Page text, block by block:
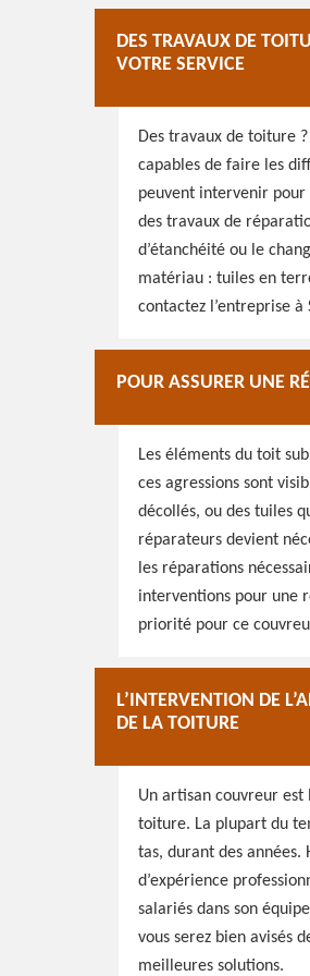
DES TRAVAUX DE
VOTRE SERVICE
Des travaux de toiture
capables de faire les
peuvent intervenir
des travaux de
d’étanchéité ou le
matériau : tuiles en
contactez l’entreprise à
POUR ASSURER UNE
Les éléments du toit
ces agressions sont
décollés, ou des tuiles
réparateurs devient
les réparations
interventions pour une
priorité pour ce
L’INTERVENTION DE
DE LA TOITURE
Un artisan couvreur
toiture. La plupart du
tas, durant des
d’expérience
salariés dans son
vous serez bien avisés
meilleures solutions.